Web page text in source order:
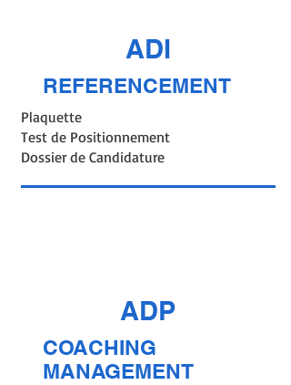
ADI
REFERENCEMENT
Plaquette
Test de Positionnement
Dossier de Candidature
ADP
COACHING
MANAGEMENT